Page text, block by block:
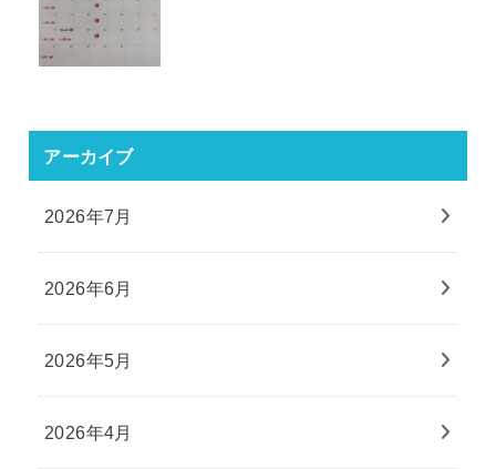
アーカイブ
2026年7月
2026年6月
2026年5月
2026年4月